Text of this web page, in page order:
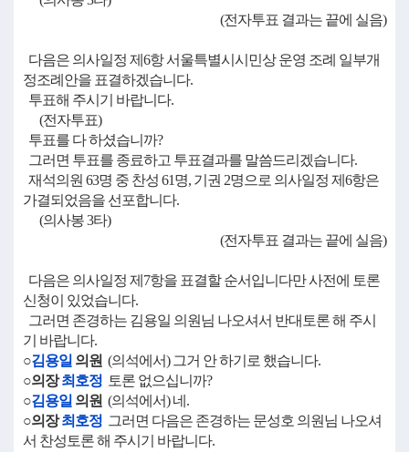
(전자투표 결과는 끝에 실음)
다음은 의사일정 제6항 서울특별시시민상 운영 조례 일부개
정조례안을 표결하겠습니다.
투표해 주시기 바랍니다.
(전자투표)
투표를 다 하셨습니까?
그러면 투표를 종료하고 투표결과를 말씀드리겠습니다.
재석의원 63명 중 찬성 61명, 기권 2명으로 의사일정 제6항은
가결되었음을 선포합니다.
(의사봉 3타)
(전자투표 결과는 끝에 실음)
다음은 의사일정 제7항을 표결할 순서입니다만 사전에 토론
신청이 있었습니다.
그러면 존경하는 김용일 의원님 나오셔서 반대토론 해 주시
기 바랍니다.
○김용일 의원 (의석에서) 그거 안 하기로 했습니다.
○의장최호정 토론 없으십니까?
○김용일 의원 (의석에서) 네.
○의장최호정 그러면 다음은 존경하는 문성호 의원님 나오셔
서 찬성토론 해 주시기 바랍니다.